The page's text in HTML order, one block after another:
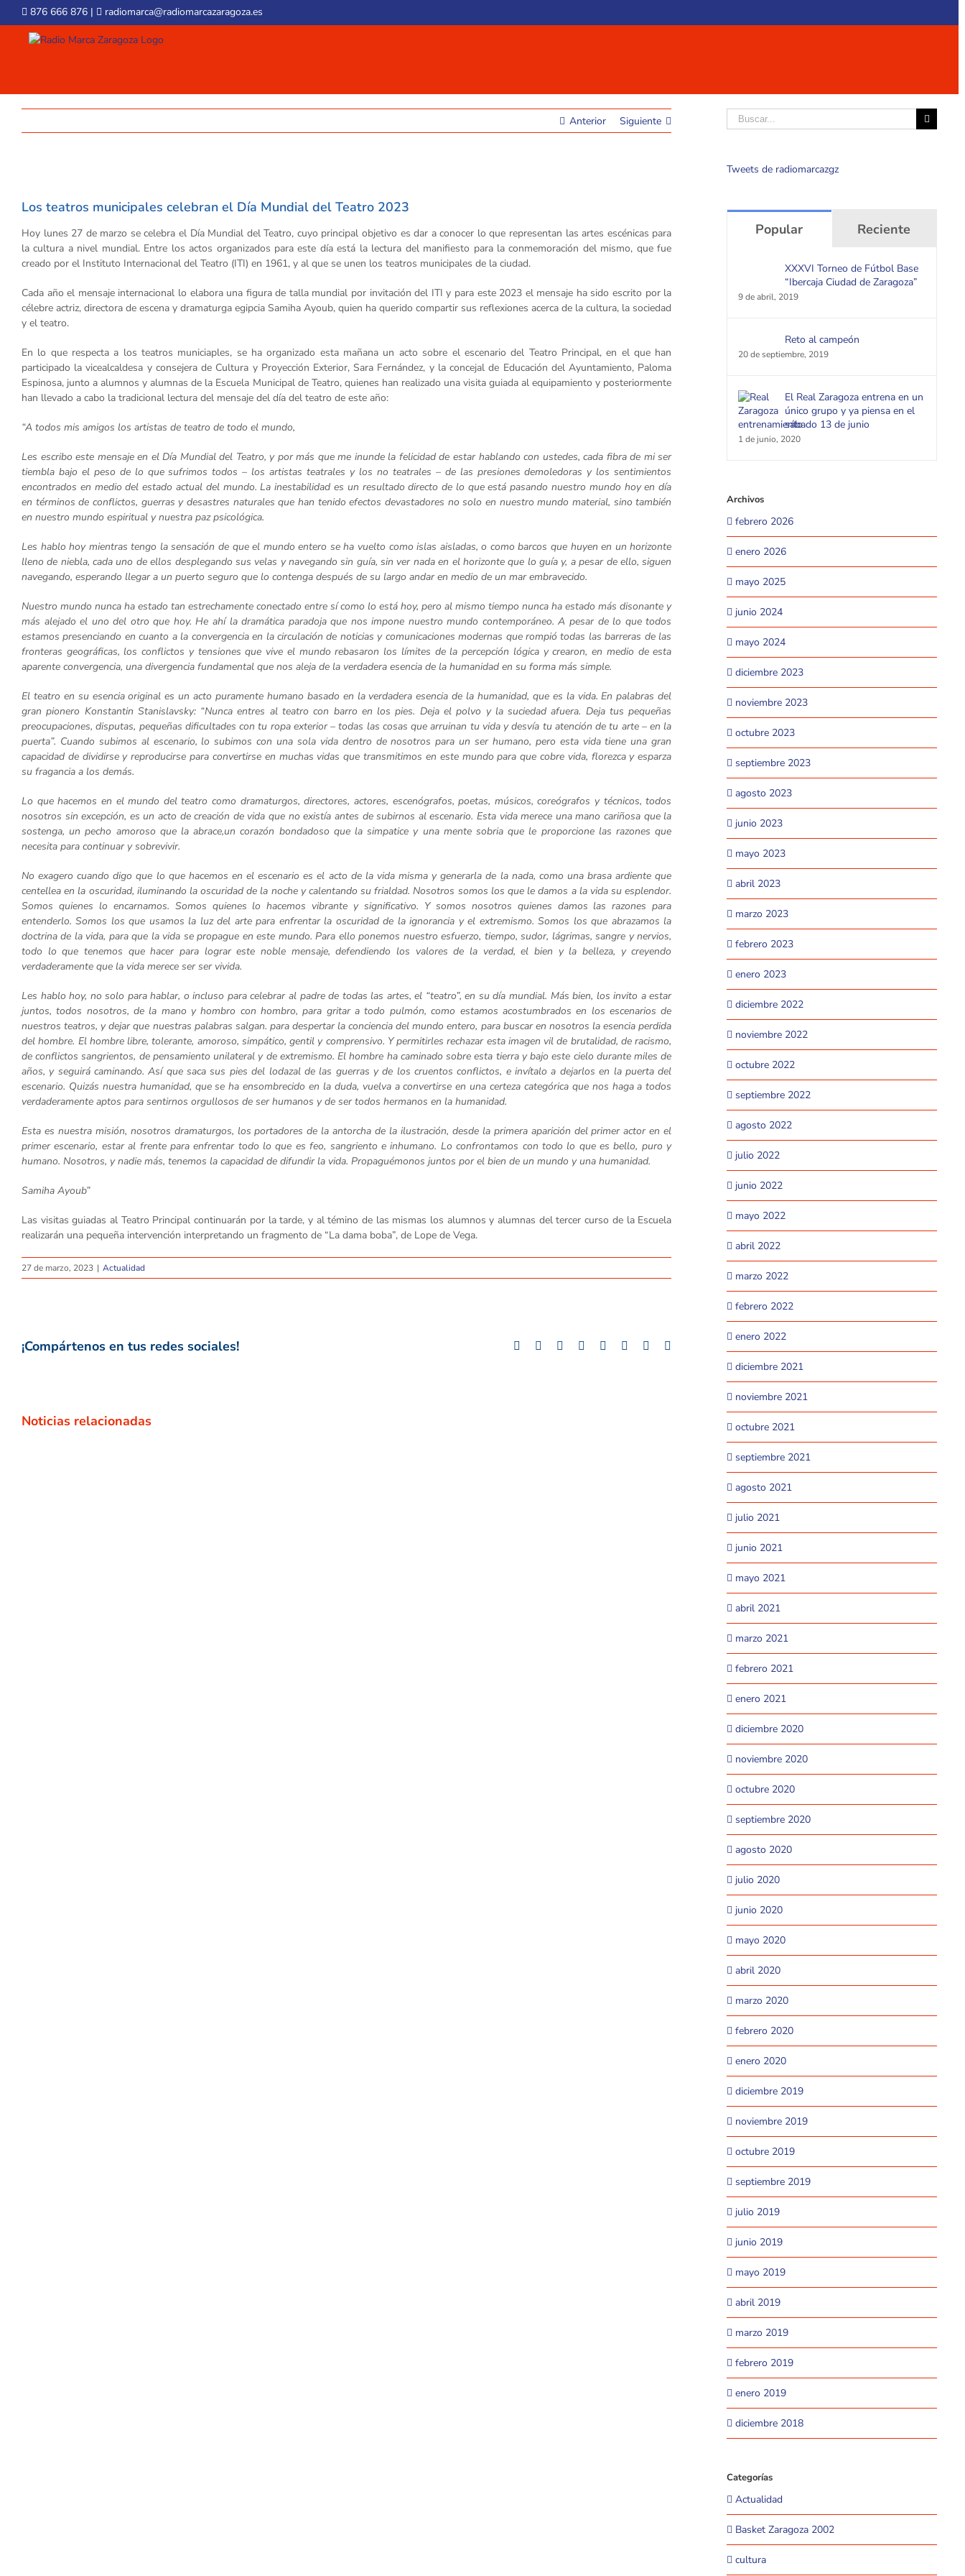
to
content
876 666 876 | radiomarca@radiomarcazaragoza.es
Anterior Siguiente
Image
Los teatros municipales celebran el Día Mundial del Teatro 2023
Hoy lunes 27 de marzo se celebra el Día Mundial del Teatro, cuyo principal objetivo es dar a conocer lo que representan las artes escénicas para
la cultura a nivel mundial. Entre los actos organizados para este día está la lectura del manifiesto para la conmemoración del mismo, que fue
creado por el Instituto Internacional del Teatro (ITI) en 1961, y al que se unen los teatros municipales de la ciudad.
Cada año el mensaje internacional lo elabora una figura de talla mundial por invitación del ITI y para este 2023 el mensaje ha sido escrito por la
célebre actriz, directora de escena y dramaturga egipcia Samiha Ayoub, quien ha querido compartir sus reflexiones acerca de la cultura, la sociedad
y el teatro.
En lo que respecta a los teatros municiaples, se ha organizado esta mañana un acto sobre el escenario del Teatro Principal, en el que han
participado la vicealcaldesa y consejera de Cultura y Proyección Exterior, Sara Fernández, y la concejal de Educación del Ayuntamiento, Paloma
Espinosa, junto a alumnos y alumnas de la Escuela Municipal de Teatro, quienes han realizado una visita guiada al equipamiento y posteriormente
han llevado a cabo la tradicional lectura del mensaje del día del teatro de este año:
“A todos mis amigos los artistas de teatro de todo el mundo,
Les escribo este mensaje en el Día Mundial del Teatro, y por más que me inunde la felicidad de estar hablando con ustedes, cada fibra de mi ser
tiembla bajo el peso de lo que sufrimos todos – los artistas teatrales y los no teatrales – de las presiones demoledoras y los sentimientos
encontrados en medio del estado actual del mundo. La inestabilidad es un resultado directo de lo que está pasando nuestro mundo hoy en día
en términos de conflictos, guerras y desastres naturales que han tenido efectos devastadores no solo en nuestro mundo material, sino también
en nuestro mundo espiritual y nuestra paz psicológica.
Les hablo hoy mientras tengo la sensación de que el mundo entero se ha vuelto como islas aisladas, o como barcos que huyen en un horizonte
lleno de niebla, cada uno de ellos desplegando sus velas y navegando sin guía, sin ver nada en el horizonte que lo guía y, a pesar de ello, siguen
navegando, esperando llegar a un puerto seguro que lo contenga después de su largo andar en medio de un mar embravecido.
Nuestro mundo nunca ha estado tan estrechamente conectado entre sí como lo está hoy, pero al mismo tiempo nunca ha estado más disonante y
más alejado el uno del otro que hoy. He ahí la dramática paradoja que nos impone nuestro mundo contemporáneo. A pesar de lo que todos
estamos presenciando en cuanto a la convergencia en la circulación de noticias y comunicaciones modernas que rompió todas las barreras de las
fronteras geográficas, los conflictos y tensiones que vive el mundo rebasaron los límites de la percepción lógica y crearon, en medio de esta
aparente convergencia, una divergencia fundamental que nos aleja de la verdadera esencia de la humanidad en su forma más simple.
El teatro en su esencia original es un acto puramente humano basado en la verdadera esencia de la humanidad, que es la vida. En palabras del
gran pionero Konstantin Stanislavsky: “Nunca entres al teatro con barro en los pies. Deja el polvo y la suciedad afuera. Deja tus pequeñas
preocupaciones, disputas, pequeñas dificultades con tu ropa exterior – todas las cosas que arruinan tu vida y desvía tu atención de tu arte – en la
puerta”. Cuando subimos al escenario, lo subimos con una sola vida dentro de nosotros para un ser humano, pero esta vida tiene una gran
capacidad de dividirse y reproducirse para convertirse en muchas vidas que transmitimos en este mundo para que cobre vida, florezca y esparza
su fragancia a los demás.
Lo que hacemos en el mundo del teatro como dramaturgos, directores, actores, escenógrafos, poetas, músicos, coreógrafos y técnicos, todos
nosotros sin excepción, es un acto de creación de vida que no existía antes de subirnos al escenario. Esta vida merece una mano cariñosa que la
sostenga, un pecho amoroso que la abrace,un corazón bondadoso que la simpatice y una mente sobria que le proporcione las razones que
necesita para continuar y sobrevivir.
No exagero cuando digo que lo que hacemos en el escenario es el acto de la vida misma y generarla de la nada, como una brasa ardiente que
centellea en la oscuridad, iluminando la oscuridad de la noche y calentando su frialdad. Nosotros somos los que le damos a la vida su esplendor.
Somos quienes lo encarnamos. Somos quienes lo hacemos vibrante y significativo. Y somos nosotros quienes damos las razones para
entenderlo. Somos los que usamos la luz del arte para enfrentar la oscuridad de la ignorancia y el extremismo. Somos los que abrazamos la
doctrina de la vida, para que la vida se propague en este mundo. Para ello ponemos nuestro esfuerzo, tiempo, sudor, lágrimas, sangre y nervios,
todo lo que tenemos que hacer para lograr este noble mensaje, defendiendo los valores de la verdad, el bien y la belleza, y creyendo
verdaderamente que la vida merece ser ser vivida.
Les hablo hoy, no solo para hablar, o incluso para celebrar al padre de todas las artes, el “teatro”, en su día mundial. Más bien, los invito a estar
juntos, todos nosotros, de la mano y hombro con hombro, para gritar a todo pulmón, como estamos acostumbrados en los escenarios de
nuestros teatros, y dejar que nuestras palabras salgan. para despertar la conciencia del mundo entero, para buscar en nosotros la esencia perdida
del hombre. El hombre libre, tolerante, amoroso, simpático, gentil y comprensivo. Y permitirles rechazar esta imagen vil de brutalidad, de racismo,
de conflictos sangrientos, de pensamiento unilateral y de extremismo. El hombre ha caminado sobre esta tierra y bajo este cielo durante miles de
años, y seguirá caminando. Así que saca sus pies del lodazal de las guerras y de los cruentos conflictos, e invítalo a dejarlos en la puerta del
escenario. Quizás nuestra humanidad, que se ha ensombrecido en la duda, vuelva a convertirse en una certeza categórica que nos haga a todos
verdaderamente aptos para sentirnos orgullosos de ser humanos y de ser todos hermanos en la humanidad.
Esta es nuestra misión, nosotros dramaturgos, los portadores de la antorcha de la ilustración, desde la primera aparición del primer actor en el
primer escenario, estar al frente para enfrentar todo lo que es feo, sangriento e inhumano. Lo confrontamos con todo lo que es bello, puro y
humano. Nosotros, y nadie más, tenemos la capacidad de difundir la vida. Propaguémonos juntos por el bien de un mundo y una humanidad.
Samiha Ayoub”
Las visitas guiadas al Teatro Principal continuarán por la tarde, y al témino de las mismas los alumnos y alumnas del tercer curso de la Escuela
realizarán una pequeña intervención interpretando un fragmento de “La dama boba”, de Lope de Vega.
27 de marzo, 2023 | Actualidad
¡Compártenos en tus redes sociales! Facebook
TwitterLinkedInWhatsappGoogle+
TumblrPinterest
Noticias relacionadas
Buscar
Tweets de radiomarcazgz
Popular Reciente
XXXVI Torneo de Fútbol Base
“Ibercaja Ciudad de Zaragoza”
9 de abril, 2019
Reto al campeón
20 de septiembre, 2019
El Real Zaragoza entrena en un
único grupo y ya piensa en el
sábado 13 de junio
1 de junio, 2020
Archivos
febrero 2026
enero 2026
mayo 2025
junio 2024
mayo 2024
diciembre 2023
noviembre 2023
octubre 2023
septiembre 2023
agosto 2023
junio 2023
mayo 2023
abril 2023
marzo 2023
febrero 2023
enero 2023
diciembre 2022
noviembre 2022
octubre 2022
septiembre 2022
agosto 2022
julio 2022
junio 2022
mayo 2022
abril 2022
marzo 2022
febrero 2022
enero 2022
diciembre 2021
noviembre 2021
octubre 2021
septiembre 2021
agosto 2021
julio 2021
junio 2021
mayo 2021
abril 2021
marzo 2021
febrero 2021
enero 2021
diciembre 2020
noviembre 2020
octubre 2020
septiembre 2020
agosto 2020
julio 2020
junio 2020
mayo 2020
abril 2020
marzo 2020
febrero 2020
enero 2020
diciembre 2019
noviembre 2019
octubre 2019
septiembre 2019
julio 2019
junio 2019
mayo 2019
abril 2019
marzo 2019
febrero 2019
enero 2019
diciembre 2018
Categorías
Actualidad
Basket Zaragoza 2002
cultura